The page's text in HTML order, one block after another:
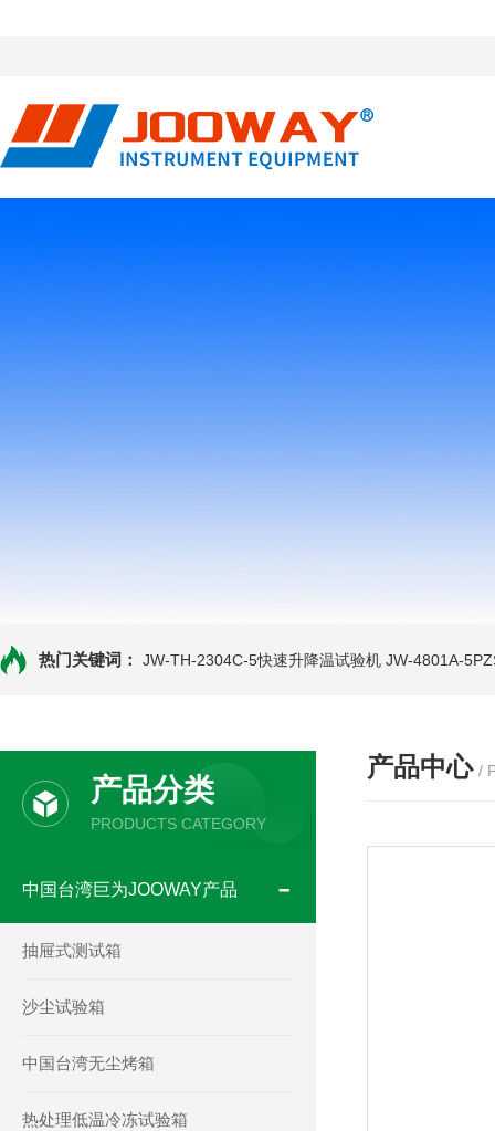
热门关键词： JW-TH-2304C-5快速升降温试验机 JW-4801A-
产品分类
PRODUCTS CATEGORY
中国台湾巨为JOOWAY产品
抽屉式测试箱
沙尘试验箱
中国台湾无尘烤箱
热处理低温冷冻试验箱
产品中心 /